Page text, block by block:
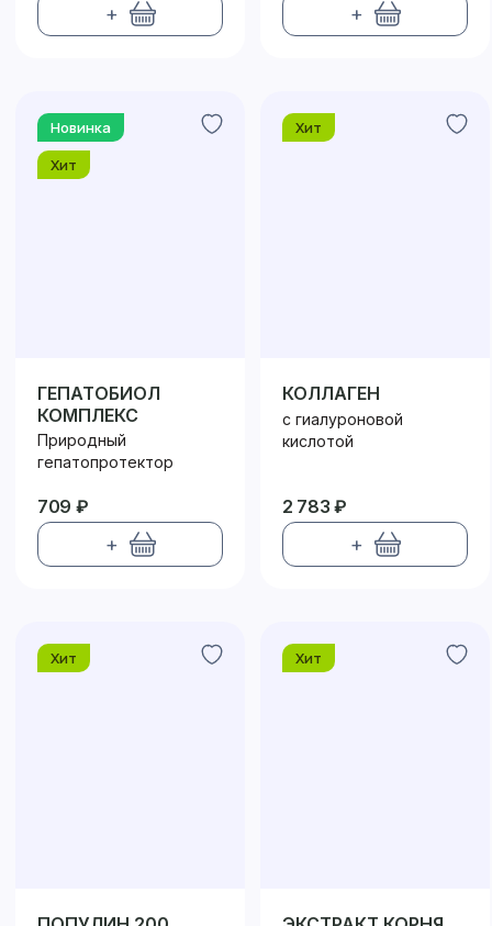
+ +
Новинка
Хит
ГЕПАТОБИОЛ
КОМПЛЕКС
Природный
гепатопротектор
709 ₽
+
Хит
КОЛЛАГЕН
с гиалуроновой
кислотой
2 783 ₽
+
Хит Хит